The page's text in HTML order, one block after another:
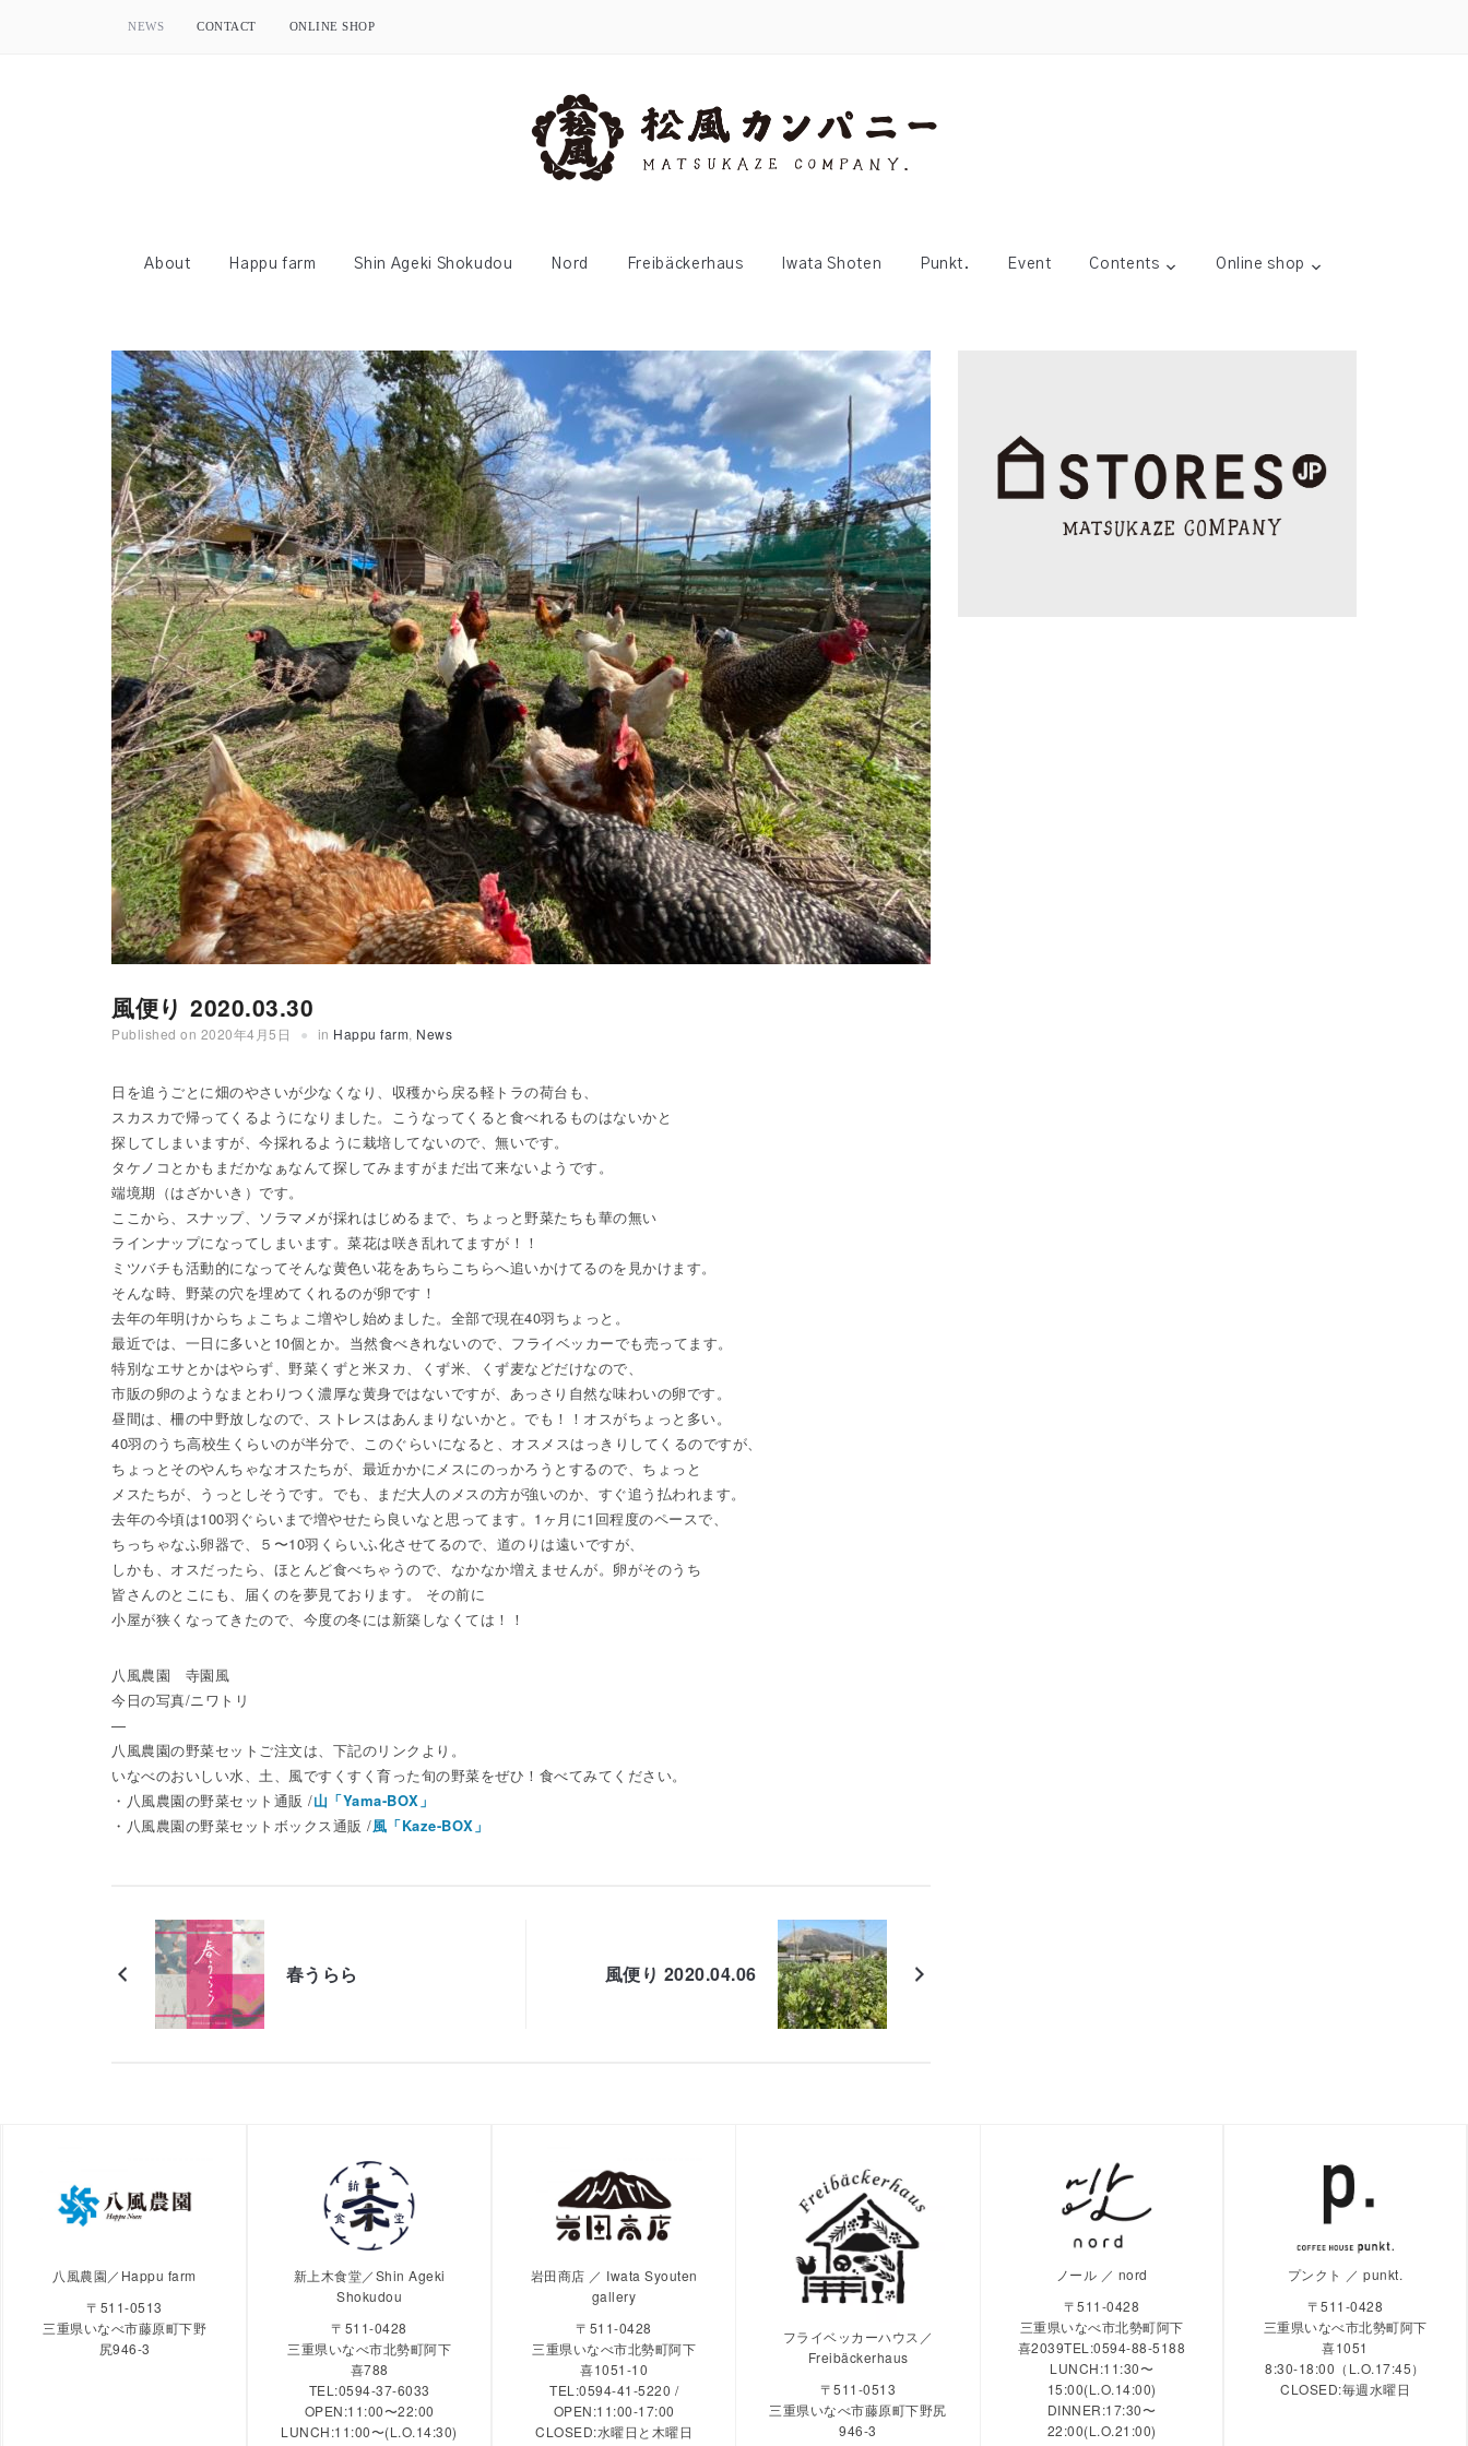
NEWS CONTACT ONLINE SHOP
About Happu farm Shin Ageki Shokudou Nord Freibäckerhaus Iwata Shoten Punkt. Event Contents Online shop
風便り 2020.03.30
Published on 2020年4月5日 in Happu farm News
日を追うごとに畑のやさいが少なくなり、収穫から戻る軽トラの荷台も、
スカスカで帰ってくるようになりました。こうなってくると食べれるものはないかと
探してしまいますが、今採れるように栽培してないので、無いです。
タケノコとかもまだかなぁなんて探してみますがまだ出て来ないようです。
端境期（はざかいき）です。
ここから、スナップ、ソラマメが採れはじめるまで、ちょっと野菜たちも華の無い
ラインナップになってしまいます。菜花は咲き乱れてますが！！
ミツバチも活動的になってそんな黄色い花をあちらこちらへ追いかけてるのを見かけます。
そんな時、野菜の穴を埋めてくれるのが卵です！
去年の年明けからちょこちょこ増やし始めました。全部で現在40羽ちょっと。
最近では、一日に多いと10個とか。当然食べきれないので、フライベッカーでも売ってます。
特別なエサとかはやらず、野菜くずと米ヌカ、くず米、くず麦などだけなので、
市販の卵のようなまとわりつく濃厚な黄身ではないですが、あっさり自然な味わいの卵です。
昼間は、柵の中野放しなので、ストレスはあんまりないかと。でも！！オスがちょっと多い。
40羽のうち高校生くらいのが半分で、このぐらいになると、オスメスはっきりしてくるのですが、
ちょっとそのやんちゃなオスたちが、最近かかにメスにのっかろうとするので、ちょっと
メスたちが、うっとしそうです。でも、まだ大人のメスの方が強いのか、すぐ追う払われます。
去年の今頃は100羽ぐらいまで増やせたら良いなと思ってます。1ヶ月に1回程度のペースで、
ちっちゃなふ卵器で、５〜10羽くらいふ化させてるので、道のりは遠いですが、
しかも、オスだったら、ほとんど食べちゃうので、なかなか増えませんが。卵がそのうち
皆さんのとこにも、届くのを夢見ております。 その前に
小屋が狭くなってきたので、今度の冬には新築しなくては！！
八風農園 寺園風
今日の写真/ニワトリ
—
八風農園の野菜セットご注文は、下記のリンクより。
いなべのおいしい水、土、風ですくすく育った旬の野菜をぜひ！食べてみてください。
・八風農園の野菜セット通販 /山「Yama-BOX」
・八風農園の野菜セットボックス通販 /風「Kaze-BOX」
春うらら 風便り 2020.04.06
八風農園／Happu farm
〒511-0513
三重県いなべ市藤原町下野
尻946-3
新上木食堂／Shin Ageki
Shokudou
〒511-0428
三重県いなべ市北勢町阿下
喜788
TEL:0594-37-6033
OPEN:11:00〜22:00
LUNCH:11:00〜(L.O.14:30)
岩田商店 ／ Iwata Syouten
gallery
〒511-0428
三重県いなべ市北勢町阿下
喜1051-10
TEL:0594-41-5220 /
OPEN:11:00-17:00
CLOSED:水曜日と木曜日
フライベッカーハウス／
Freibäckerhaus
〒511-0513
三重県いなべ市藤原町下野尻
946-3
ノール ／ nord
〒511-0428
三重県いなべ市北勢町阿下
喜2039TEL:0594-88-5188
LUNCH:11:30〜
15:00(L.O.14:00)
DINNER:17:30〜
22:00(L.O.21:00)
プンクト ／ punkt.
〒511-0428
三重県いなべ市北勢町阿下
喜1051
8:30-18:00（L.O.17:45）
CLOSED:毎週水曜日